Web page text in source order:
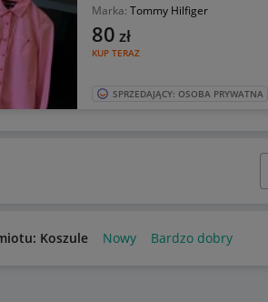
Marka: Tommy Hilfiger
KUP TERAZ
80 zł
SPRZEDAJĄCY: OSOBA PRYWATNA
Koszule Nowy Bardzo dobry